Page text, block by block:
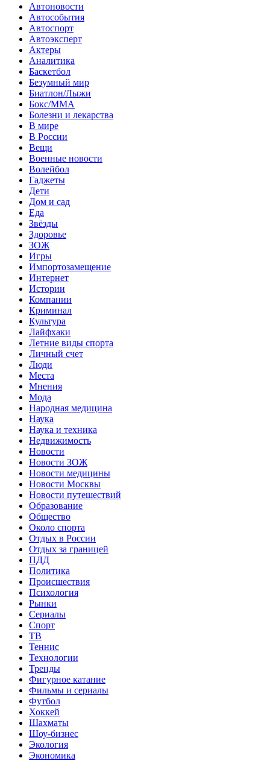
Автоновости
Автособытия
Автоспорт
Автоэксперт
Актеры
Аналитика
Баскетбол
Безумный мир
Биатлон/Лыжи
Бокс/MMA
Болезни и лекарства
В мире
В России
Вещи
Военные новости
Волейбол
Гаджеты
Дети
Дом и сад
Еда
Звёзды
Здоровье
ЗОЖ
Игры
Импортозамещение
Интернет
Истории
Компании
Криминал
Культура
Лайфхаки
Летние виды спорта
Личный счет
Люди
Места
Мнения
Мода
Народная медицина
Наука
Наука и техника
Недвижимость
Новости
Новости ЗОЖ
Новости медицины
Новости Москвы
Новости путешествий
Образование
Общество
Около спорта
Отдых в России
Отдых за границей
ПДД
Политика
Происшествия
Психология
Рынки
Сериалы
Спорт
ТВ
Теннис
Технологии
Тренды
Фигурное катание
Фильмы и сериалы
Футбол
Хоккей
Шахматы
Шоу-бизнес
Экология
Экономика